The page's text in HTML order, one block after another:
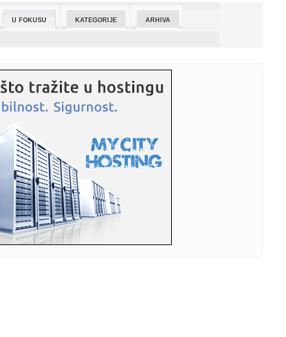
23:26: DR Kongo: Potvrđen 71 novi slučaj ebole za 24 sata
23:25:Bizarna prevara žene (37): Glumila djevojčicu od 12
godina, htj...
23:25:Četiri stvari koje djeca nikada ne opraštaju roditeljima
23:23:Kako putovati odgovornije kada vam automobil nije
potreban svakog...
23:23:Od Bitcoina do blockchaina: Ključni kripto termini i šta
znače
U FOKUSU KATEGORIJE ARHIVA